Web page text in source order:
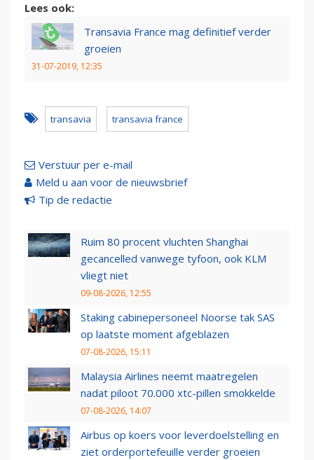
Lees ook:
Transavia France mag definitief verder
groeien
31-07-2019, 12:35
transavia transavia france
Verstuur per e-mail
Meld u aan voor de nieuwsbrief
Tip de redactie
Ruim 80 procent vluchten Shanghai
gecancelled vanwege tyfoon, ook KLM
vliegt niet
09-08-2026, 12:55
Staking cabinepersoneel Noorse tak SAS
op laatste moment afgeblazen
07-08-2026, 15:11
Malaysia Airlines neemt maatregelen
nadat piloot 70.000 xtc-pillen smokkelde
07-08-2026, 14:07
Airbus op koers voor leverdoelstelling en
ziet orderportefeuille verder groeien